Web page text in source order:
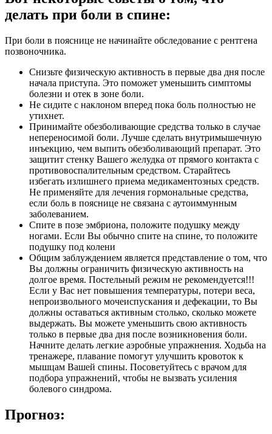
делать при боли в спине:
При боли в пояснице не начинайте обследование с рентгена
позвоночника.
Снизьте физическую активность в первые два дня после
начала приступа. Это поможет уменьшить симптомы
болезни и отек в зоне боли.
Не сидите с наклоном вперед пока боль полностью не
утихнет.
Принимайте обезболивающие средства только в случае
непереносимой боли. Лучше сделать внутримышечную
инъекцию, чем выпить обезболивающий препарат. Это
защитит стенку Вашего желудка от прямого контакта с
противовоспалительным средством. Старайтесь
избегать излишнего приема медикаментозных средств.
Не применяйте для лечения гормональные средства,
если боль в пояснице не связана с аутоиммунным
заболеванием.
Спите в позе эмбриона, положите подушку между
ногами. Если Вы обычно спите на спине, то положите
подушку под колени
Общим заблуждением является представление о том, что
Вы должны ограничить физическую активность на
долгое время. Постельный режим не рекомендуется!!!
Если у Вас нет повышения температуры, потери веса,
непроизвольного мочеиспускания и дефекации, то Вы
должны оставаться активным столько, сколько можете
выдержать. Вы можете уменьшить свою активность
только в первые два дня после возникновения боли.
Начните делать легкие аэробные упражнения. Ходьба на
тренажере, плавание помогут улучшить кровоток к
мышцам Вашей спины. Посоветуйтесь с врачом для
подбора упражнений, чтобы не вызвать усиления
болевого синдрома.
Прогноз: